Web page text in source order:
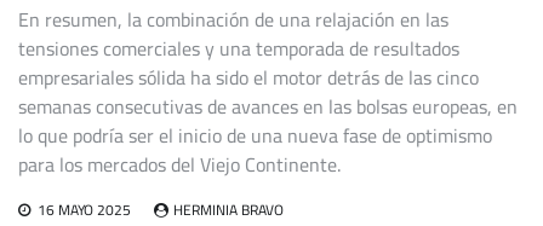
En resumen, la combinación de una relajación en las
tensiones comerciales y una temporada de resultados
empresariales sólida ha sido el motor detrás de las cinco
semanas consecutivas de avances en las bolsas europeas, en
lo que podría ser el inicio de una nueva fase de optimismo
para los mercados del Viejo Continente.
16 MAYO 2025 HERMINIA BRAVO